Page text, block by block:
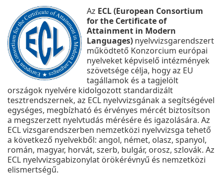
Az ECL (European Consortium
for the Certificate of
Attainment in Modern
Languages) nyelvvizsgarendszert
működtető Konzorcium európai
nyelveket képviselő intézmények
szövetsége célja, hogy az EU
tagállamok és a tagjelölt
országok nyelvére kidolgozott standardizált
tesztrendszernek, az ECL nyelvvizsgának a segítségével
egységes, megbízható és érvényes mércét biztosítson
a megszerzett nyelvtudás mérésére és igazolására. Az
ECL vizsgarendszerben nemzetközi nyelvvizsga tehető
a következő nyelvekből: angol, német, olasz, spanyol,
román, magyar, horvát, szerb, bulgár, orosz, szlovák. Az
ECL nyelvvizsgabizonylat örökérévnyű és nemzetközi
elismertségű.